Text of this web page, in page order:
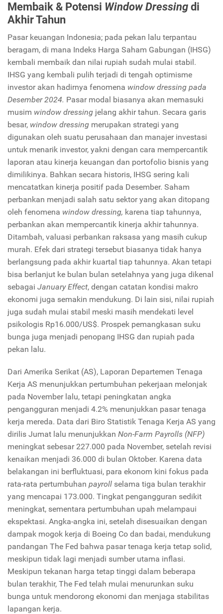
Membaik & Potensi Window Dressingdi
Akhir Tahun
Pasar keuangan Indonesia; pada pekan lalu terpantau
beragam, di mana Indeks Harga Saham Gabungan (IHSG)
kembali membaik dan nilai rupiah sudah mulai stabil.
IHSG yang kembali pulih terjadi di tengah optimisme
investor akan hadirnya fenomena window dressing pada
Desember 2024. Pasar modal biasanya akan memasuki
musim window dressing jelang akhir tahun. Secara garis
besar, window dressing merupakan strategi yang
digunakan oleh suatu perusahaan dan manajer investasi
untuk menarik investor, yakni dengan cara mempercantik
laporan atau kinerja keuangan dan portofolio bisnis yang
dimilikinya. Bahkan secara historis, IHSG sering kali
mencatatkan kinerja positif pada Desember. Saham
perbankan menjadi salah satu sektor yang akan ditopang
oleh fenomena window dressing, karena tiap tahunnya,
perbankan akan mempercantik kinerja akhir tahunnya.
Ditambah, valuasi perbankan raksasa yang masih cukup
murah. Efek dari strategi tersebut biasanya tidak hanya
berlangsung pada akhir kuartal tiap tahunnya. Akan tetapi
bisa berlanjut ke bulan bulan setelahnya yang juga dikenal
sebagai January Effect, dengan catatan kondisi makro
ekonomi juga semakin mendukung. Di lain sisi, nilai rupiah
juga sudah mulai stabil meski masih mendekati level
psikologis Rp16.000/US$. Prospek pemangkasan suku
bunga juga menjadi penopang IHSG dan rupiah pada
pekan lalu.
Dari Amerika Serikat (AS), Laporan Departemen Tenaga
Kerja AS menunjukkan pertumbuhan pekerjaan melonjak
pada November lalu, tetapi peningkatan angka
pengangguran menjadi 4.2% menunjukkan pasar tenaga
kerja mereda. Data dari Biro Statistik Tenaga Kerja AS yang
dirilis Jumat lalu menunjukkan Non-Farm Payrolls (NFP)
meningkat sebesar 227.000 pada November, setelah revisi
kenaikan menjadi 36.000 di bulan Oktober. Karena data
belakangan ini berfluktuasi, para ekonom kini fokus pada
rata-rata pertumbuhan payroll selama tiga bulan terakhir
yang mencapai 173.000. Tingkat pengangguran sedikit
meningkat, sementara pertumbuhan upah melampaui
ekspektasi. Angka-angka ini, setelah disesuaikan dengan
dampak mogok kerja di Boeing Co dan badai, mendukung
pandangan The Fed bahwa pasar tenaga kerja tetap solid,
meskipun tidak lagi menjadi sumber utama inflasi.
Meskipun tekanan harga tetap tinggi dalam beberapa
bulan terakhir, The Fed telah mulai menurunkan suku
bunga untuk mendorong ekonomi dan menjaga stabilitas
lapangan kerja.